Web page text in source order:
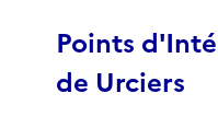
Points
de Urciers